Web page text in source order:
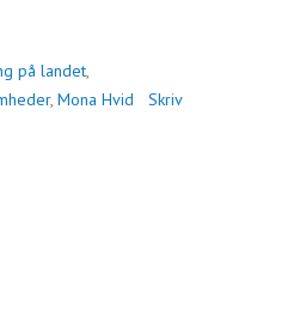
på landet,
, Mona Hvid
Skriv